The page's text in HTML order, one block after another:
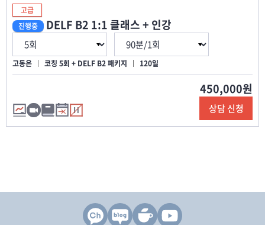
고급
진행중
DELF B2 1:1 클래스 + 인강
고동은 코칭 5회 + DELF B2 패키지 120일
450,000원
상담 신청